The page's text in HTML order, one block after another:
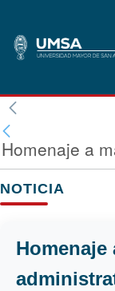
NOTICIA
Homenaje